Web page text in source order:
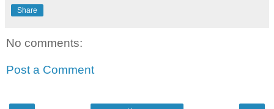
Share
No comments:
Post a Comment